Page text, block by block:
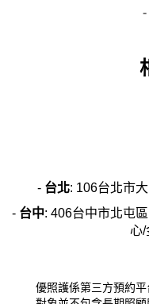
-
- 台北: 106台北市
- 台中: 406台中市北屯
心/
優照護係第三方預約